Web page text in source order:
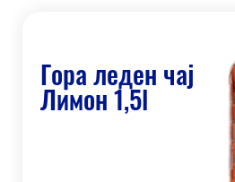
Гора леден чај
Лимон 1,5l